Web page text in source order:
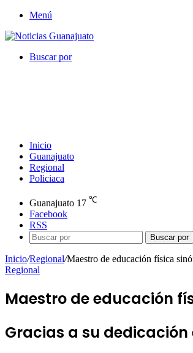
Menú
Buscar por
Inicio
Guanajuato
Regional
Policiaca
Guanajuato 17 ℃
Facebook
RSS
Buscar por
Inicio/Regional/Maestro de educación física
Regional
Maestro de educación
Gracias a su